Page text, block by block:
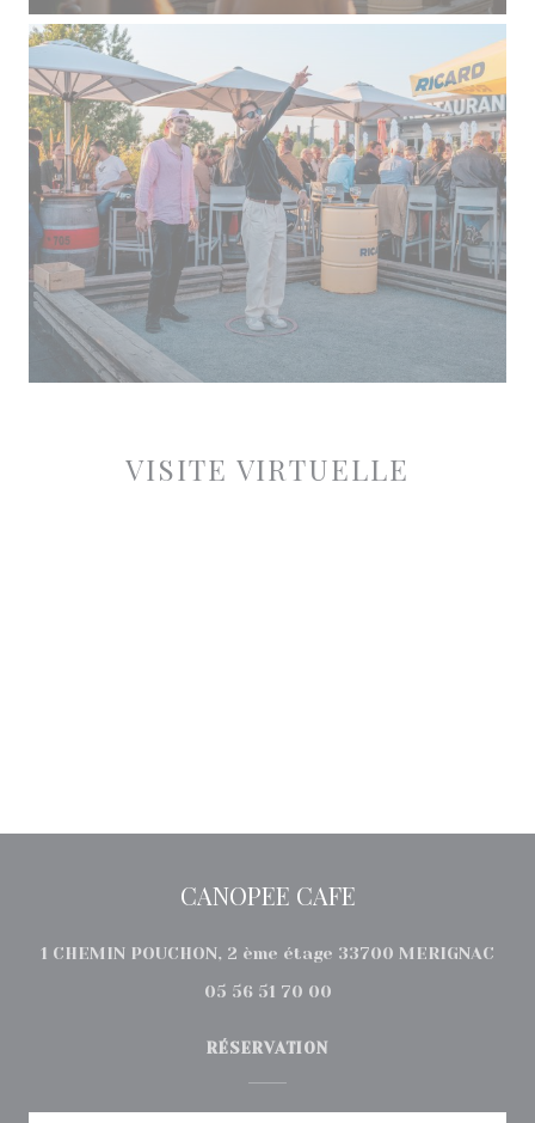
VISITE VIRTUELLE
CANOPEE CAFE
1 CHEMIN POUCHON, 2 ème étage 33700 MERIGNAC
05 56 51 70 00
RÉSERVATION